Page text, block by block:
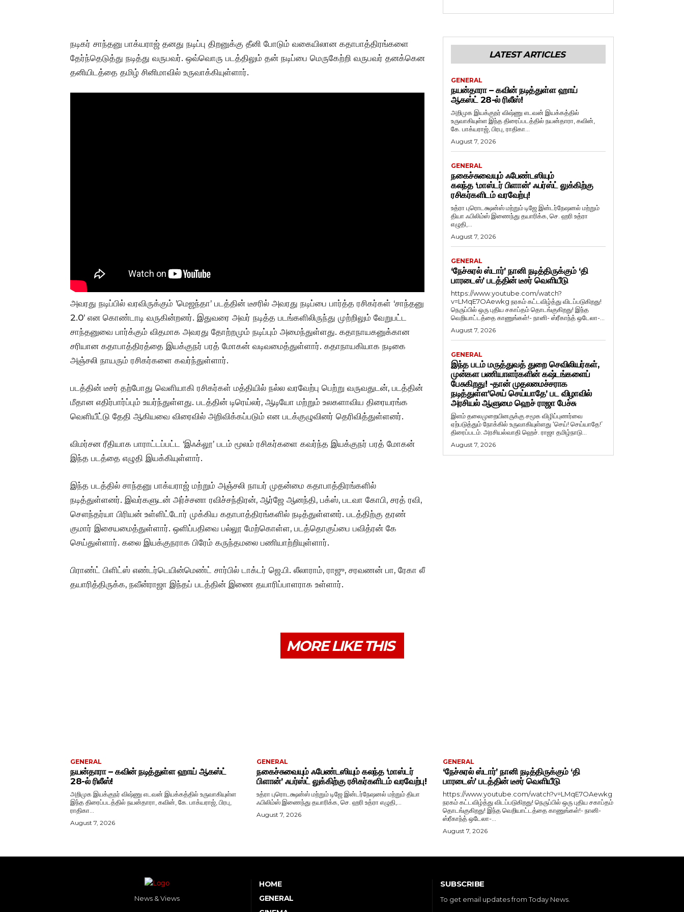
நடிகர் சாந்தனு பாக்யராஜ் தனது நடிப்பு திறனுக்கு தீனி போடும் வகையிலான கதாபாத்திரங்களை
தேர்ந்தெடுத்து நடித்து வருபவர். ஒவ்வொரு படத்திலும் தன் நடிப்பை மெருகேற்றி வருபவர் தனக்கென
தனியிடத்தை தமிழ் சினிமாவில் உருவாக்கியுள்ளார்.
அவரது நடிப்பில் வரவிருக்கும் ’மெஜந்தா’ படத்தின் டீசரில் அவரது நடிப்பை பார்த்த ரசிகர்கள் ‘சாந்தனு
2.0’ என கொண்டாடி வருகின்றனர். இதுவரை அவர் நடித்த படங்களிலிருந்து முற்றிலும் வேறுபட்ட
சாந்தனுவை பார்க்கும் விதமாக அவரது தோற்றமும் நடிப்பும் அமைந்துள்ளது. கதாநாயகனுக்கான
சரியான கதாபாத்திரத்தை இயக்குநர் பரத் மோகன் வடிவமைத்துள்ளார். கதாநாயகியாக நடிகை
அஞ்சலி நாயரும் ரசிகர்களை கவர்ந்துள்ளார்.
படத்தின் டீசர் தற்போது வெளியாகி ரசிகர்கள் மத்தியில் நல்ல வரவேற்பு பெற்று வருவதுடன், படத்தின்
மீதான எதிர்பார்ப்பும் உயர்ந்துள்ளது. படத்தின் டிரெய்லர், ஆடியோ மற்றும் உலகளாவிய திரையரங்க
வெளியீட்டு தேதி ஆகியவை விரைவில் அறிவிக்கப்படும் என படக்குழுவினர் தெரிவித்துள்ளனர்.
விமர்சன ரீதியாக பாராட்டப்பட்ட ‘இஃக்லூ’ படம் மூலம் ரசிகர்களை கவர்ந்த இயக்குநர் பரத் மோகன்
இந்த படத்தை எழுதி இயக்கியுள்ளார்.
இந்த படத்தில் சாந்தனு பாக்யராஜ் மற்றும் அஞ்சலி நாயர் முதன்மை கதாபாத்திரங்களில்
நடித்துள்ளனர். இவர்களுடன் அர்ச்சனா ரவிச்சந்திரன், ஆர்ஜே ஆனந்தி, பக்ஸ், படவா கோபி, சரத் ரவி,
சௌந்தர்யா பிரியன் உள்ளிட்டோர் முக்கிய கதாபாத்திரங்களில் நடித்துள்ளனர். படத்திற்கு தரண்
குமார் இசையமைத்துள்ளார். ஒளிப்பதிவை பல்லூ மேற்கொள்ள, படத்தொகுப்பை பவித்ரன் கே
செய்துள்ளார். கலை இயக்குநராக பிரேம் கருந்தமலை பணியாற்றியுள்ளார்.
பிராண்ட் பிளிட்ஸ் எண்டர்டெயின்மெண்ட் சார்பில் டாக்டர் ஜெ.பி. லீலாராம், ராஜு, சரவணன் பா, ரேகா லீ
தயாரித்திருக்க, நவீன்ராஜா இந்தப் படத்தின் இணை தயாரிப்பாளராக உள்ளார்.
LATEST ARTICLES
GENERAL
நயன்தாரா – கவின் நடித்துள்ள ஹாய்
ஆகஸ்ட் 28-ல் ரிலீஸ்!
அறிமுக இயக்குநர் விஷ்ணு எடவன் இயக்கத்தில்
உருவாகியுள்ள இந்த திரைப்படத்தில் நயன்தாரா, கவின்,
கே. பாக்யராஜ், பிரபு, ராதிகா...
August 7, 2026
GENERAL
நகைச்சுவையும் ஃபேண்டஸியும்
கலந்த ‘மாஸ்டர் பிளான்’ ஃபர்ஸ்ட் லுக்கிற்கு
ரசிகர்களிடம் வரவேற்பு!
உத்ரா புரொடக்ஷன்ஸ் மற்றும் டிஜே இன்டர்நேஷனல் மற்றும்
தியா ஃபிலிம்ஸ் இணைந்து தயாரிக்க, செ. ஹரி உத்ரா
எழுதி,...
August 7, 2026
GENERAL
‘நேச்சுரல் ஸ்டார்’ நானி நடித்திருக்கும் ‘தி
பாரடைஸ்’ படத்தின் டீசர் வெளியீடு
https://www.youtube.com/watch?
v=LMqE7OAewkg நரகம் கட்டவிழ்த்து விடப்படுகிறது!
நெருப்பில் ஒரு புதிய சகாப்தம் தொடங்குகிறது! இந்த
வெறியாட்டத்தை காணுங்கள்!- நானி- ஸ்ரீகாந்த் ஒடேலா-...
August 7, 2026
GENERAL
இந்த படம் மருத்துவத் துறை செவிலியர்கள்,
முன்கள பணியாளர்களின் கஷ்டங்களைப்
பேசுகிறது! -தான் முதலமைச்சராக
நடித்துள்ள’செய் செய்யாதே’ பட விழாவில்
அரசியல் ஆளுமை ஹெச் ராஜா பேச்சு
இளம் தலைமுறையினருக்கு சமூக விழிப்புணர்வை
ஏற்படுத்தும் நோக்கில் உருவாகியுள்ளது ‘செய்! செய்யாதே!’
திரைப்படம். அரசியல்வாதி ஹெச். ராஜா தமிழ்நாடு...
August 7, 2026
MORE LIKE THIS
GENERAL
நயன்தாரா – கவின் நடித்துள்ள ஹாய் ஆகஸ்ட்
28-ல் ரிலீஸ்!
அறிமுக இயக்குநர் விஷ்ணு எடவன் இயக்கத்தில் உருவாகியுள்ள
இந்த திரைப்படத்தில் நயன்தாரா, கவின், கே. பாக்யராஜ், பிரபு,
ராதிகா...
August 7, 2026
GENERAL
நகைச்சுவையும் ஃபேண்டஸியும் கலந்த ‘மாஸ்டர்
பிளான்’ ஃபர்ஸ்ட் லுக்கிற்கு ரசிகர்களிடம் வரவேற்பு!
உத்ரா புரொடக்ஷன்ஸ் மற்றும் டிஜே இன்டர்நேஷனல் மற்றும் தியா
ஃபிலிம்ஸ் இணைந்து தயாரிக்க, செ. ஹரி உத்ரா எழுதி,...
August 7, 2026
GENERAL
‘நேச்சுரல் ஸ்டார்’ நானி நடித்திருக்கும் ‘தி
பாரடைஸ்’ படத்தின் டீசர் வெளியீடு
https://www.youtube.com/watch?v=LMqE7OAewkg
நரகம் கட்டவிழ்த்து விடப்படுகிறது! நெருப்பில் ஒரு புதிய சகாப்தம்
தொடங்குகிறது! இந்த வெறியாட்டத்தை காணுங்கள்!- நானி-
ஸ்ரீகாந்த் ஒடேலா-...
August 7, 2026
News & Views
HOME
GENERAL
SUBSCRIBE
To get email updates from Today News.